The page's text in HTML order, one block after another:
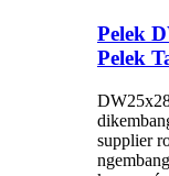
Pelek
Pelek
supplier